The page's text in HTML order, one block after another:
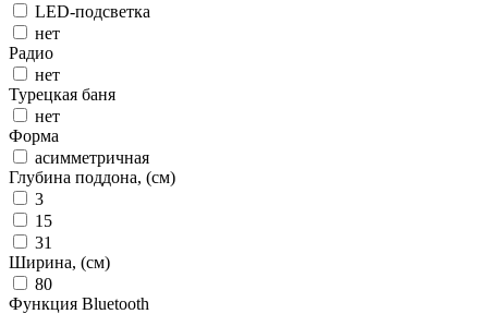
LED-подсветка
нет
Радио
нет
Турецкая баня
нет
Форма
асимметричная
Глубина поддона, (см)
3
15
31
Ширина, (см)
80
Функция Bluetooth